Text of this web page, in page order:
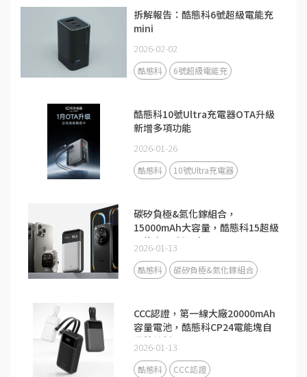
拆解報告：酷態科6號超級電能充
mini
2026-02-02
酷態科 6號超級電能充
酷態科10號Ultra充電器OTA升級
新增多項功能
2026-01-26
酷態科 10號Ultra充電器
碳矽負極&氮化鎵組合，
15000mAh大容量，酷態科15超級
電能卡Air新品來了！
2026-01-13
酷態科 碳矽負極&氮化鎵組合
CCC認證，第一線大廠20000mAh
容量電池，酷態科CP24電能塊自
備雙線新品
2026-01-13
酷態科 CCC認證